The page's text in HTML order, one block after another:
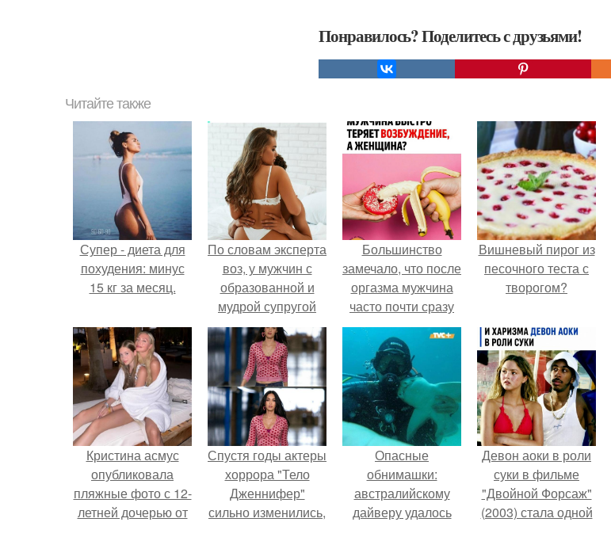
Понравилось? Поделитесь с друзьями!
Читайте также
Супер - диета для
похудения: минус
15 кг за месяц.
По словам эксперта
воз, у мужчин с
образованной и
мудрой супругой
вероятность
скоропостижной
смерти якобы на
46% ниже.
Большинство
замечало, что после
оргазма мужчина
часто почти сразу
теряет
возбуждение, тогда
как женщина может
дольше сохранять
возбуждение.
Вишневый пирог из
песочного теста с
творогом?
Кристина асмус
опубликовала
пляжные фото с 12-
летней дочерью от
Спустя годы актеры
хоррора "Тело
Дженнифер"
сильно изменились,
Опасные
обнимашки:
австралийскому
дайверу удалось
Девон аоки в роли
суки в фильме
"Двойной Форсаж"
(2003) стала одной